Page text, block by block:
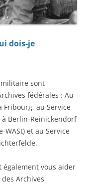
dois-je
militaire sont
fédérales : Au
Fribourg, au Service
Berlin-Reinickendorf
et au Service
également vous aider
Archives